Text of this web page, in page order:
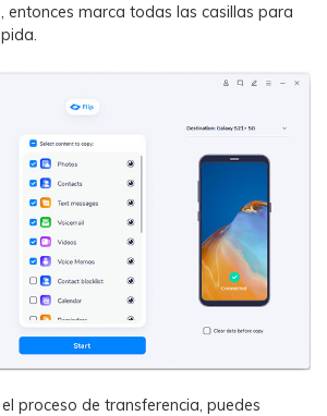
entonces marca todas las casillas para
proceso de transferencia, puedes